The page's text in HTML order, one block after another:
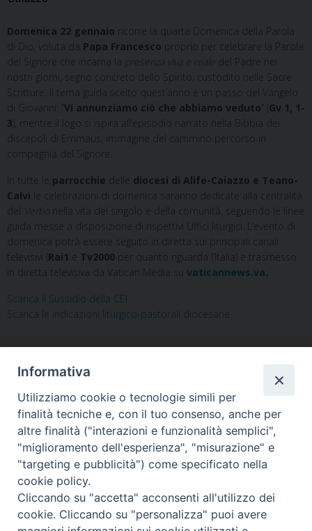
Domenica 22 gennaio ricorre la quarta Domenica della Parola
di Dio, voluta da Papa Francesco proprio per celebrare la Parola
del Signore che incarna la
del Padre nei
nostri giorni, segno concreto dello Spirito, custodito nelle Sacre
Scritture. Il tema guida scelto quest’anno è un passo del Vangelo
di Giovanni: “ Vi annunziamo ciò che abbiamo veduto
Gv 1, 1-
3 ), mentre il logo si ispira all’episodio narrato nella Bibbia dei
discepoli di Emmaus, immagine del cammino percorso in
compagnia del Signore.
In tutte le parrocchie delle diocesi di Alife-Caiazzo e Teano-
Calvi le celebrazioni di domenica saranno dedicate alla centralità
del
nella vita del singolo e della comunità, seguendo le linee
guida messe a disposizione di rispettivi Uffici liturgici. L’evento di
domenica potrà essere seguito in diretta sui principali canali
televisivi ( Rai1 Tv2000 per quanto riguarda l’Italia) e trasmesso
in diretta televisiva da Vatican Media su vaticannews.va.
Scarica il Sussidio della CEI
Scarica le indicazioni liturgico-pastorali diocesane
Caritas. La festa con i fratelli
ucraini ospitati presso la Casa
“San Giuseppe Moscati” di
Pignataro
Tribunale interdiocesano,
l’inaugurazione del VII anno.
La mano tesa di Papa
Francesco verso le coppie
Informativa
Utilizziamo cookie o tecnologie simili per
finalità tecniche e, con il tuo consenso, anche per
altre finalità ("interazioni e funzionalità semplici",
"miglioramento dell'esperienza", "misurazione" e
"targeting e pubblicità") come specificato nella
cookie policy.
Cliccando su "accetta" acconsenti all'utilizzo dei
cookie. Cliccando su "personalizza" puoi avere